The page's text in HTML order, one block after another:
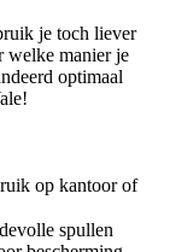
je toch liever
welke manier je
optimaal
op kantoor of
spullen